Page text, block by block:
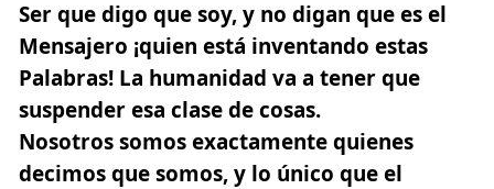
Ser que digo que soy, y no digan que es el
Mensajero ¡quien está inventando estas
Palabras! La humanidad va a tener que
suspender esa clase de cosas.
Nosotros somos exactamente quienes
decimos que somos, y lo único que el